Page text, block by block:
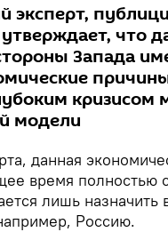
эксперт,
что
Запада
кризисом
модели
данная
время полностью
лишь назначить
Россию.